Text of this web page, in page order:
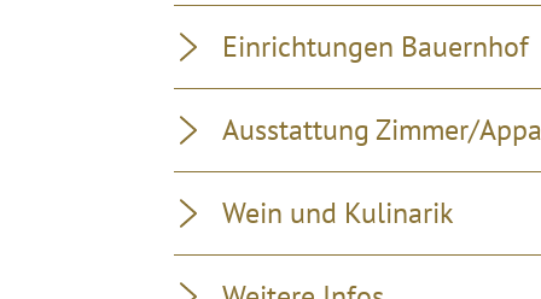
Einrichtungen Bauernhof
Ausstattung Zimmer/
Wein und Kulinarik